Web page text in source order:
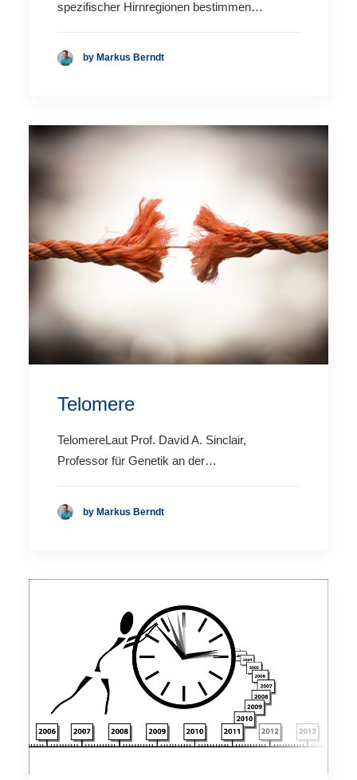
spezifischer Hirnregionen bestimmen…
by Markus Berndt
Telomere
TelomereLaut Prof. David A. Sinclair,
Professor für Genetik an der…
by Markus Berndt